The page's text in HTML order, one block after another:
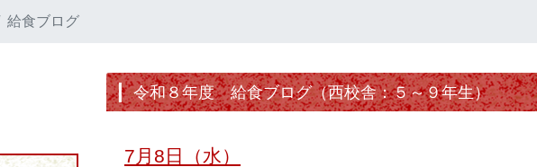
給食ブログ
令和８年度 給食ブログ（西校舎：５～９年生）
7月8日（水）